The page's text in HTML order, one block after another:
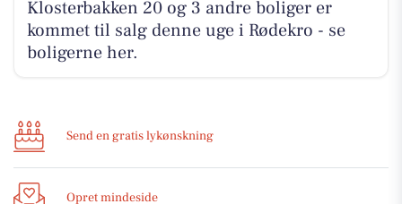
Klosterbakken 20 og 3 andre boliger er
kommet til salg denne uge i Rødekro - se
boligerne her.
Send en gratis lykønskning
Opret mindeside